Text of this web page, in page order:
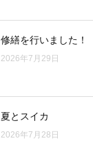
修繕を行いました！
2026年7月29日
夏とスイカ
2026年7月28日